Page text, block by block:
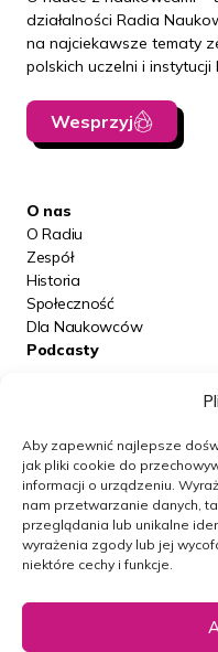
Aby zapewnić najlepsze
jak pliki cookie do
informacji o urządzeniu.
nam przetwarzanie danych,
przeglądania lub unikalne
wyrażenia zgody lub jej
niektóre cechy i funkcje.
działalności Radia
na najciekawsze tematy
polskich uczelni i
Wesprzyj
O nas
O Radiu
Zespół
Historia
Społeczność
Dla Naukowców
Podcasty
Obserwuj nas